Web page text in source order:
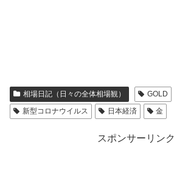
相場日記（日々の全体相場観） GOLD
新型コロナウイルス
日本経済 金
スポンサーリンク